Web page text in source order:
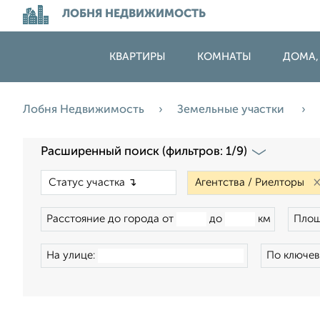
ЛОБНЯ НЕДВИЖИМОСТЬ
КВАРТИРЫ КОМНАТЫ ДОМА,
Лобня Недвижимость Земельные участки
Расширенный поиск (фильтров: 1/9)
×
Расстояние до города от до км
На улице: По